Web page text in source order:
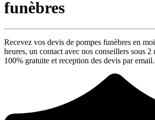
funèbres
Recevez vos devis de pompes funèbres en
heures, un contact avec nos conseillers sous 2
100% gratuite et reception des devis par email.